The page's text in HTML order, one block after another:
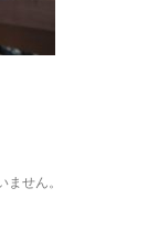
ません。